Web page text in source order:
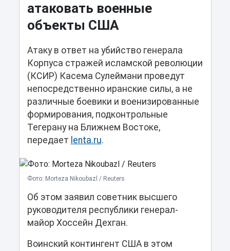
атаковать военные
объекты США
Атаку в ответ на убийство генерала
Корпуса стражей исламской революции
(КСИР) Касема Сулеймани проведут
непосредственно иранские силы, а не
различные боевики и военизированные
формирования, подконтрольные
Тегерану на Ближнем Востоке,
передает lenta.ru.
Фото: Morteza Nikoubazl / Reuters
Об этом заявил советник высшего
руководителя республики генерал-
майор Хоссейн Дехган.
Воинский контингент США в этом